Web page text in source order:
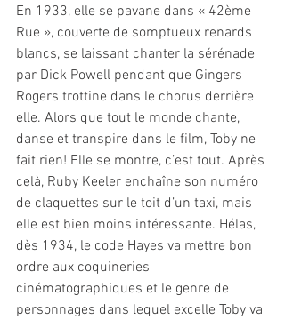
En 1933, elle se pavane dans « 42ème
Rue », couverte de somptueux renards
blancs, se laissant chanter la sérénade
par Dick Powell pendant que Gingers
Rogers trottine dans le chorus derrière
elle. Alors que tout le monde chante,
danse et transpire dans le film, Toby ne
fait rien! Elle se montre, c’est tout. Après
celà, Ruby Keeler enchaîne son numéro
de claquettes sur le toit d’un taxi, mais
elle est bien moins intéressante. Hélas,
dès 1934, le code Hayes va mettre bon
ordre aux coquineries
cinématographiques et le genre de
personnages dans lequel excelle Toby va